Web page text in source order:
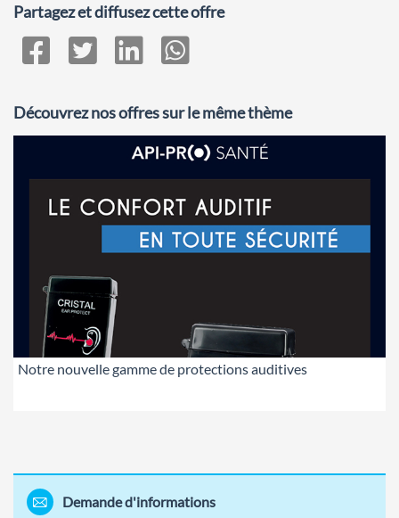
Partagez et diffusez cette offre
Découvrez nos offres sur le même thème
Notre nouvelle gamme de protections auditives
Demande d'informations